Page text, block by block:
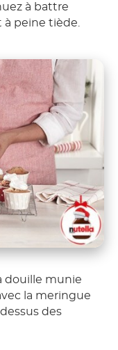
à battre
à peine tiède.
douille munie
la meringue
des